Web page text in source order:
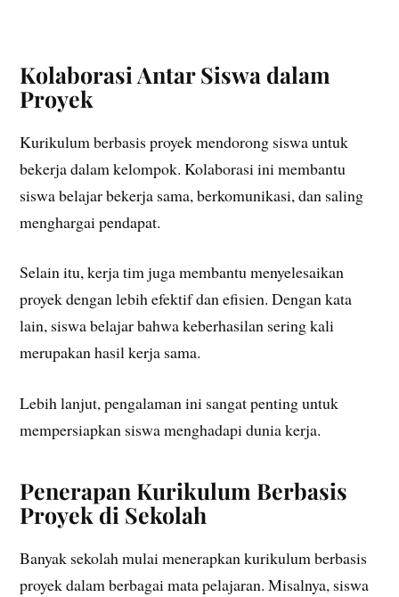
Kolaborasi Antar Siswa dalam
Proyek
Kurikulum berbasis proyek mendorong siswa untuk
bekerja dalam kelompok. Kolaborasi ini membantu
siswa belajar bekerja sama, berkomunikasi, dan saling
menghargai pendapat.
Selain itu, kerja tim juga membantu menyelesaikan
proyek dengan lebih efektif dan efisien. Dengan kata
lain, siswa belajar bahwa keberhasilan sering kali
merupakan hasil kerja sama.
Lebih lanjut, pengalaman ini sangat penting untuk
mempersiapkan siswa menghadapi dunia kerja.
Penerapan Kurikulum Berbasis
Proyek di Sekolah
Banyak sekolah mulai menerapkan kurikulum berbasis
proyek dalam berbagai mata pelajaran. Misalnya, siswa